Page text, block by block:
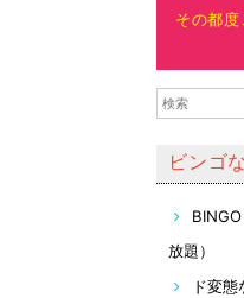
その都
ビンゴ
放題）
ド変